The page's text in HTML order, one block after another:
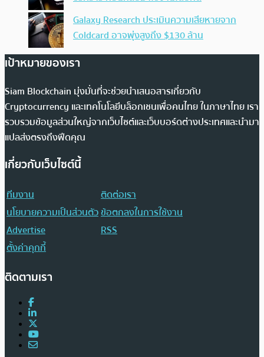
Galaxy Research ประเมินความเสียหายจาก
Coldcard อาจพุ่งสูงถึง $130 ล้าน
เป้าหมายของเรา
Siam Blockchain มุ่งมั่นที่จะช่วยนำเสนอสารเกี่ยวกับ
Cryptocurrency และเทคโนโลยีบล็อกเชนเพื่อคนไทย ในภาษาไทย เรา
รวบรวมข้อมูลส่วนใหญ่จากเว็บไซต์และเว็บบอร์ดต่างประเทศและนำมา
แปลส่งตรงถึงฟีดคุณ
เกี่ยวกับเว็บไซต์นี้
ทีมงาน
ติดต่อเรา
นโยบายความเป็นส่วนตัวข้อตกลงในการใช้งาน
Advertise
RSS
ตั้งค่าคุกกี้
ติดตามเรา